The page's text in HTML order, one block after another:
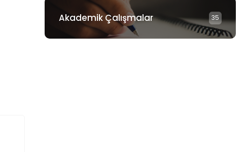
Akademik Çalışmalar 35